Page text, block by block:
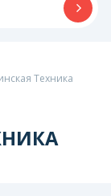
Техника